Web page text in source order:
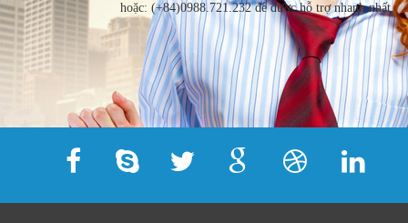
hoặc: (+84)0988.721.232 để được hỗ trợ nhanh nhất.